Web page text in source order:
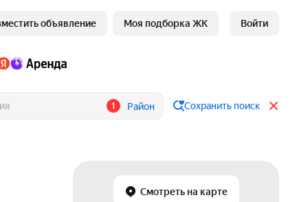
объявление Моя подборка ЖК Войти
1 Район Сохранить поиск
Смотреть на карте